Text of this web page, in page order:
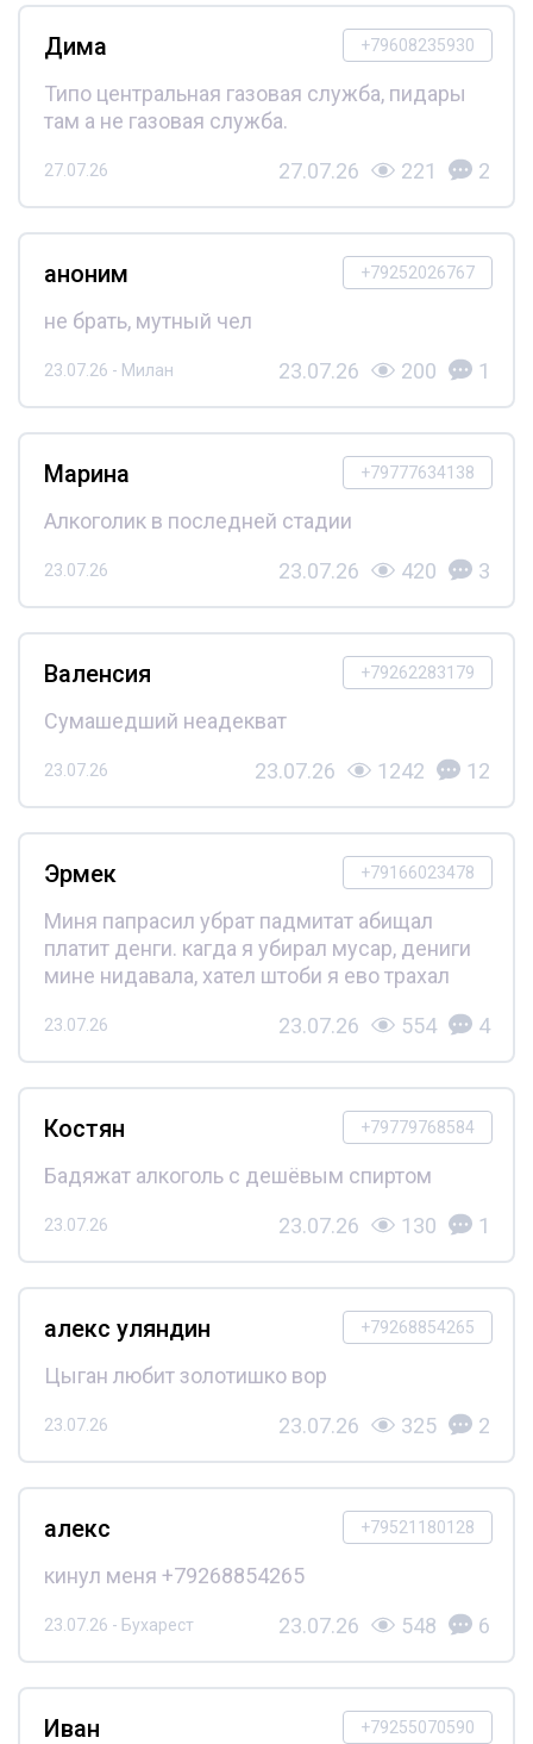
+79608235930
Дима
Типо центральная газовая служба, пидары
там а не газовая служба.
27.07.26 27.07.26 221 2
+79252026767
аноним
не брать, мутный чел
23.07.26 - Милан 23.07.26 200 1
+79777634138
Марина
Алкоголик в последней стадии
23.07.26 23.07.26 420 3
+79262283179
Валенсия
Сумашедший неадекват
23.07.26 23.07.26 1242 12
+79166023478
Эрмек
Миня папрасил убрат падмитат абищал
платит денги. кагда я убирал мусар, дениги
мине нидавала, хател штоби я ево трахал
23.07.26 23.07.26 554 4
+79779768584
Костян
Бадяжат алкоголь с дешёвым спиртом
23.07.26 23.07.26 130 1
+79268854265
алекс уляндин
Цыган любит золотишко вор
23.07.26 23.07.26 325 2
+79521180128
алекс
кинул меня +79268854265
23.07.26 - Бухарест 23.07.26 548 6
+79255070590
Иван